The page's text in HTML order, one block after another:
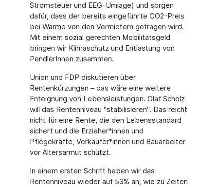
Stromsteuer und EEG-Umlage) und sorgen
dafür, dass der bereits eingeführte CO2-Preis
bei Wärme von den Vermietern getragen wird.
Mit einem sozial gerechten Mobilitätsgeld
bringen wir Klimaschutz und Entlastung von
PendlerInnen zusammen.
Union und FDP diskutieren über
Rentenkürzungen – das wäre eine weitere
Enteignung von Lebensleistungen. Olaf Scholz
will das Rentenniveau "stabilisieren". Das reicht
nicht für eine Rente, die den Lebensstandard
sichert und die Erzieher*innen und
Pflegekräfte, Verkäufer*innen und Bauarbeiter
vor Altersarmut schützt.
In einem ersten Schritt heben wir das
Rentenniveau wieder auf 53% an, wie zu Zeiten